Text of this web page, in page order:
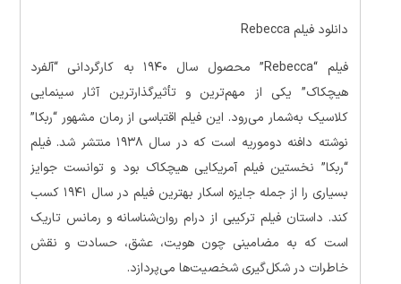
دانلود فیلم Rebecca
فیلم “Rebecca” محصول سال ۱۹۴۰ به کارگردانی “آلفرد
هیچکاک” یکی از مهم‌ترین و تأثیرگذارترین آثار سینمایی
کلاسیک به‌شمار می‌رود. این فیلم اقتباسی از رمان مشهور “ربکا”
نوشته دافنه دوموریه است که در سال ۱۹۳۸ منتشر شد. فیلم
“ربکا” نخستین فیلم آمریکایی هیچکاک بود و توانست جوایز
بسیاری را از جمله جایزه اسکار بهترین فیلم در سال ۱۹۴۱ کسب
کند. داستان فیلم ترکیبی از درام روان‌شناسانه و رمانس تاریک
است که به مضامینی چون هویت، عشق، حسادت و نقش
خاطرات در شکل‌گیری شخصیت‌ها می‌پردازد.